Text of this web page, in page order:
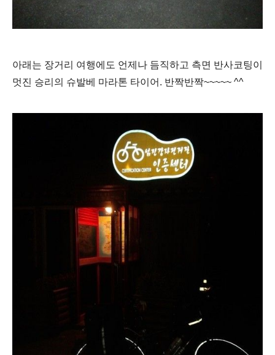
아래는 장거리 여행에도 언제나 듬직하고 측면 반사코팅이
멋진 승리의 슈발베 마라톤 타이어. 반짝반짝~~~~~ ^^